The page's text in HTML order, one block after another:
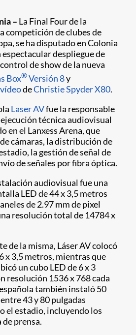
– La Final Four de la
competición de clubes de
se ha disputado en Colonia
despliegue de
de show de la nueva
Box®Versión 8y
deChristie Spyder X80.
Laser AVfue la responsable
técnica audiovisual
en el Lanxess Arena, que
cámaras, la distribución de
la gestión de señal de
de señales por fibra óptica.
audiovisual fue una
LED de 44 x 3,5 metros
de 2.97 mm de pixel
resolución total de 14784 x
de la misma, Láser AV colocó
x 3,5 metros, mientras que
un cubo LED de 6 x 3
resolución 1536 x 768 cada
también instaló 50
43 y 80 pulgadas
el estadio, incluyendo los
prensa.